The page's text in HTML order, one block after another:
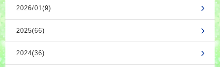
2026/01(9)
2025(66)
2024(36)